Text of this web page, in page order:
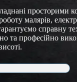
просторими
малярів,
справну
та професійно